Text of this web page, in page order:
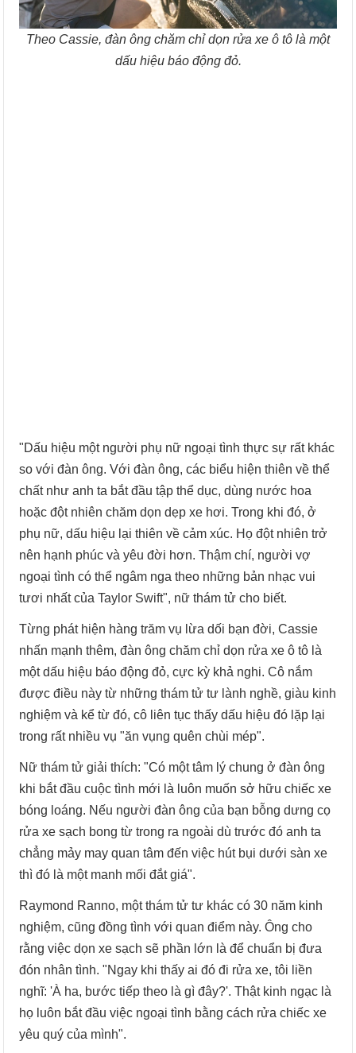
Theo Cassie, đàn ông chăm chỉ dọn rửa xe ô tô là một
dấu hiệu báo động đỏ.
"Dấu hiệu một người phụ nữ ngoại tình thực sự rất khác
so với đàn ông. Với đàn ông, các biểu hiện thiên về thể
chất như anh ta bắt đầu tập thể dục, dùng nước hoa
hoặc đột nhiên chăm dọn dẹp xe hơi. Trong khi đó, ở
phụ nữ, dấu hiệu lại thiên về cảm xúc. Họ đột nhiên trở
nên hạnh phúc và yêu đời hơn. Thậm chí, người vợ
ngoại tình có thể ngâm nga theo những bản nhạc vui
tươi nhất của Taylor Swift", nữ thám tử cho biết.
Từng phát hiện hàng trăm vụ lừa dối bạn đời, Cassie
nhấn mạnh thêm, đàn ông chăm chỉ dọn rửa xe ô tô là
một dấu hiệu báo động đỏ, cực kỳ khả nghi. Cô nắm
được điều này từ những thám tử tư lành nghề, giàu kinh
nghiệm và kể từ đó, cô liên tục thấy dấu hiệu đó lặp lại
trong rất nhiều vụ "ăn vụng quên chùi mép".
Nữ thám tử giải thích: "Có một tâm lý chung ở đàn ông
khi bắt đầu cuộc tình mới là luôn muốn sở hữu chiếc xe
bóng loáng. Nếu người đàn ông của bạn bỗng dưng cọ
rửa xe sạch bong từ trong ra ngoài dù trước đó anh ta
chẳng mảy may quan tâm đến việc hút bụi dưới sàn xe
thì đó là một manh mối đắt giá".
Raymond Ranno, một thám tử tư khác có 30 năm kinh
nghiệm, cũng đồng tình với quan điểm này. Ông cho
rằng việc dọn xe sạch sẽ phần lớn là để chuẩn bị đưa
đón nhân tình. "Ngay khi thấy ai đó đi rửa xe, tôi liền
nghĩ: 'À ha, bước tiếp theo là gì đây?'. Thật kinh ngạc là
họ luôn bắt đầu việc ngoại tình bằng cách rửa chiếc xe
yêu quý của mình".